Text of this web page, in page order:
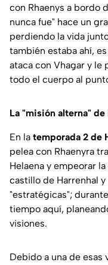
con Rhaenys a bordo
nunca fue" hace un
perdiendo la vida
también estaba ahí,
ataca con Vhagar y le
todo el cuerpo al
La "misión alterna" de
En la temporada 2 de
pelea con Rhaenyra
Helaena y empeorar
castillo de Harrenhal
"estratégicas";
tiempo aquí,
visiones.
Debido a una de esas